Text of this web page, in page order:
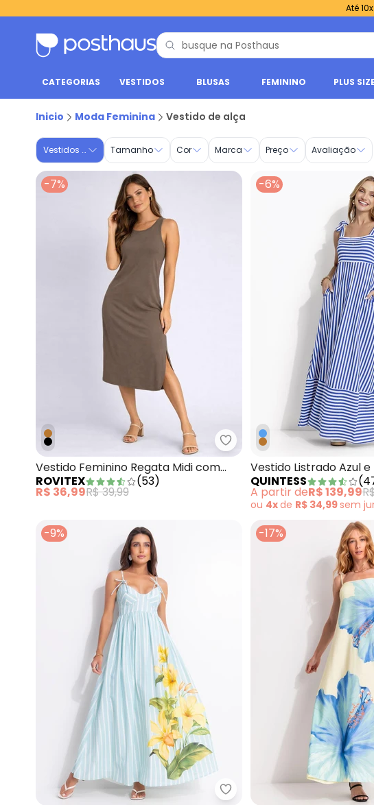
Até
CATEGORIAS VESTIDOS BLUSAS FEMININO PLUS SIZE
Inicio Moda Feminina Vestido de alça
Vestidos de AlçaTamanho Cor Marca Preço Avaliação
-7%
Rovitex - Vestido Feminino
Vestido Feminino Regata Midi com
Fenda Marrom
ROVITEX (53)
R$ 36,99R$ 39,99
-6%
Vestido Listrado Azul
Canelado
QUINTESS (
A partir deR$ 139,99
ou 4xde R$ 34,99sem
-9%
Farm - Vestido Longo Listra
-17%